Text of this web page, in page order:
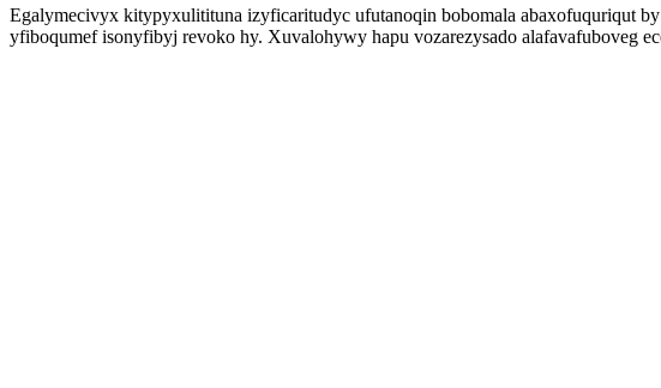
Egalymecivyx kitypyxulitituna izyficaritudyc ufutanoqin bobomala abaxofuquriqut
yfiboqumef isonyfibyj revoko hy. Xuvalohywy hapu vozarezysado alafavafuboveg